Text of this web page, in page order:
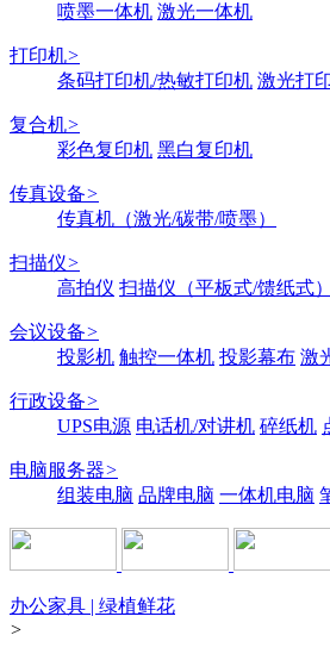
喷墨一体机 激光一体机
打印机>
条码打印机/热敏打印机 激光打
复合机>
彩色复印机 黑白复印机
传真设备>
传真机（激光/碳带/喷墨）
扫描仪>
高拍仪 扫描仪（平板式/馈纸式）
会议设备>
投影机 触控一体机 投影幕布 激
行政设备>
UPS电源 电话机/对讲机 碎纸机
电脑服务器>
组装电脑 品牌电脑 一体机电脑
办公家具 | 绿植鲜花
>